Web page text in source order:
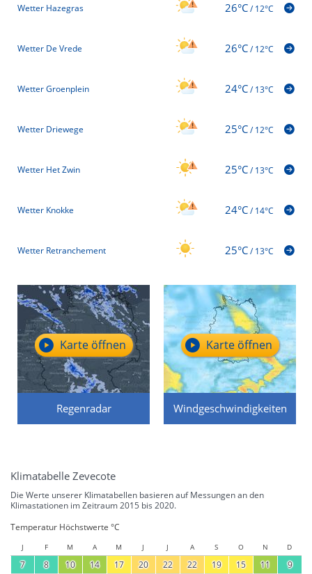
Wetter Hazegras 26°C/12°C
Wetter De Vrede 26°C/12°C
Wetter Groenplein 24°C/13°C
Wetter Driewege 25°C/12°C
Wetter Het Zwin 25°C/13°C
Wetter Knokke 24°C/14°C
Wetter Retranchement 25°C/13°C
Regenradar
Karte öffnen
Windgeschwindigkeiten
Karte öffnen
Klimatabelle Zevecote
Die Werte unserer Klimatabellen basieren auf Messungen an den
Klimastationen im Zeitraum 2015 bis 2020.
Temperatur Höchstwerte °C
J F M A M J J A S O N D
7 8 10 14 17 20 22 22 19 15 11 9